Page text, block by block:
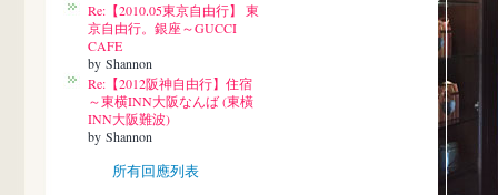
Re:【2010.05東京自由行】 東
京自由行。銀座～GUCCI
CAFE
by Shannon
Re:【2012阪神自由行】住宿
～東横INN大阪なんば (東橫
INN大阪難波)
by Shannon
所有回應列表